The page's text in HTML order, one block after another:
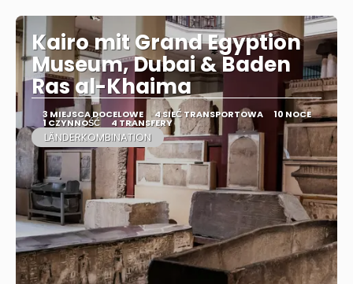
Kairo mit Grand Egyption
Museum, Dubai & Baden
Ras al-Khaima
3 MIEJSCA DOCELOWE 4 SIEĆ TRANSPORTOWA 10 NOCE
1 CZYNNOŚĆ 4 TRANSFERY
LÄNDERKOMBINATION